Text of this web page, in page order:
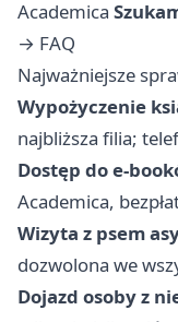
Academica
→ FAQ
Najważniejsze
Wypożyczenie
najbliższa filia;
Dostęp do e-
Academica,
Wizyta z psem
dozwolona we
Dojazd osoby z